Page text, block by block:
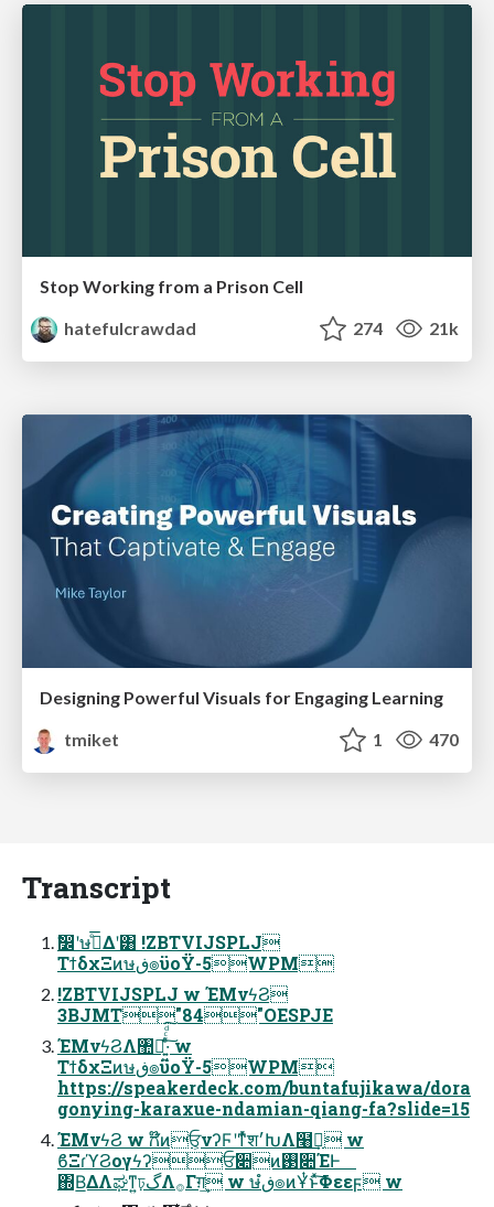
Stop Working from a Prison Cell
hatefulcrawdad
274 21k
Designing Powerful Visuals for Engaging Learning
tmiket
1 470
Transcript
ࣗ෼ʹษڧͤ͞Δʹ͸ !ZBTVIJSPLJ
ΤϯδχΞͷษڧ๏ϋοΫ-5WPM
!ZBTVIJSPLJ w ΈΜνϟϨ
3BJMT"84"OESPJE
ΈΜνϟϨΛ঺հ͍͖ͯͨͩ͠·ͨ͠ w
ΤϯδχΞͷษڧ๏ϋοΫ-5WPM
https://speakerdeck.com/buntafujikawa/dora
gonying-karaxue-ndamian-qiang-fa?slide=15
ΈΜνϟϨ w ಗ໊ͷਓ͕νʔϜʹͳͬͯश׳ԽΛ໨ࢦ͢ w
ϐΞɾϓϨογϟʔਓ૊ͷ࢓૊ΈͰ
΍Β͟ΔΛಘͳ͍ঢ়گΛ࡞Γग़͢ w ษڧํ๏ͷҰͭͱͯ͠Φεεϝ w